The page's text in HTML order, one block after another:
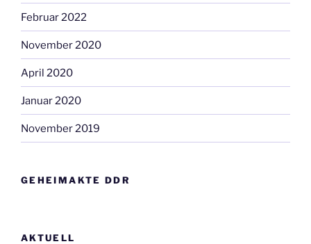
Februar 2022
November 2020
April 2020
Januar 2020
November 2019
GEHEIMAKTE DDR
AKTUELL